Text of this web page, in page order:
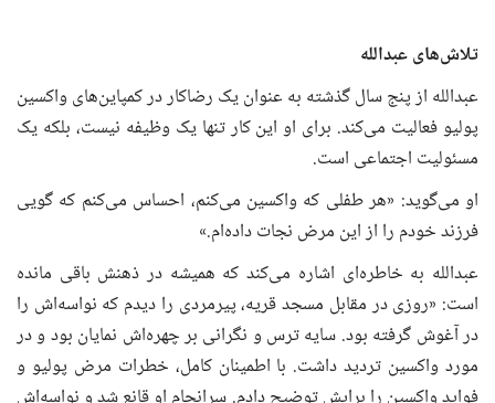
تلاش‌های عبدالله
عبدالله از پنج سال گذشته به عنوان یک رضاکار در کمپاین‌های واکسین
پولیو فعالیت می‌کند. برای او این کار تنها یک وظیفه نیست، بلکه یک
مسئولیت اجتماعی است.
او می‌گوید: «هر طفلی که واکسین می‌کنم، احساس می‌کنم که گویی
فرزند خودم را از این مرض نجات داده‌ام.»
عبدالله به خاطره‌ای اشاره می‌کند که همیشه در ذهنش باقی مانده
است: «روزی در مقابل مسجد قریه، پیرمردی را دیدم که نواسه‌اش را
در آغوش گرفته بود. سایه ترس و نگرانی بر چهره‌اش نمایان بود و در
مورد واکسین تردید داشت. با اطمینان کامل، خطرات مرض پولیو و